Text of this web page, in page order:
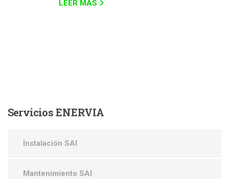
LEER MÁS
ServiciosENERVIA
Instalación SAI
Mantenimiento SAI